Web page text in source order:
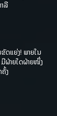
ລີ
ດແຍ່ງ! ພາຍໃນ
ຝ່າຍໃດຝ່າຍໜຶ່ງ
ງ